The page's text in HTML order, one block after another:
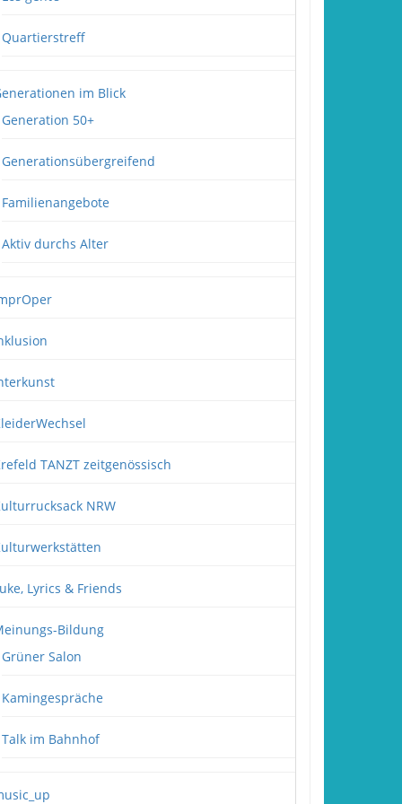
Quartierstreff
im Blick
Generation 50+
Generationsübergreifend
Familienangebote
Aktiv durchs Alter
TANZT zeitgenössisch
NRW
Lyrics & Friends
Bildung
Grüner Salon
Kamingespräche
Talk im Bahnhof